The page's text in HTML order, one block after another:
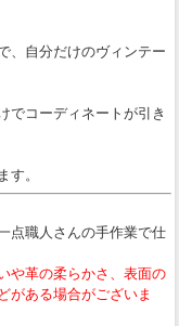
、自分だけのヴィンテー
でコーディネートが引き
す。
点職人さんの手作業で仕
や革の柔らかさ、表面の
がある場合がございま